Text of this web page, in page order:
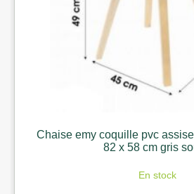
Chaise emy coquille pvc
82 x 58 cm gris
En stock